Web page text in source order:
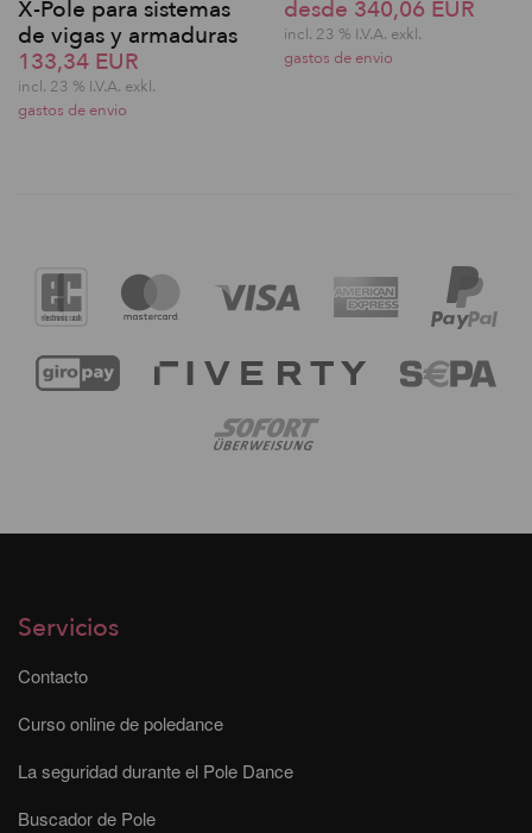
X-Pole para sistemas
de vigas y armaduras
133,34 EUR
incl. 23 % I.V.A. exkl.
gastos de envio
desde 340,06 EUR
incl. 23 % I.V.A. exkl.
gastos de envio
Servicios
Contacto
Curso online de poledance
La seguridad durante el Pole Dance
Buscador de Pole